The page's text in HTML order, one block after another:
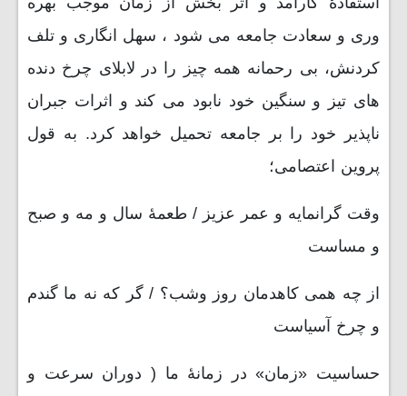
وری و سعادت جامعه می شود ، سهل انگاری و تلف
کردنش، بی رحمانه همه چیز را در لابلای چرخ دنده
های تیز و سنگین خود نابود می کند و اثرات جبران
ناپذیر خود را بر جامعه تحمیل خواهد کرد. به قول
پروین اعتصامی؛
وقت گرانمایه و عمر عزیز / طعمۀ سال و مه و صبح
و مساست
از چه همی کاهدمان روز وشب؟ / گر که نه ما گندم
و چرخ آسیاست
حساسیت «زمان» در زمانۀ ما ( دوران سرعت و